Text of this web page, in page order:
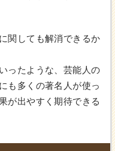
関しても解消できるか
ったような、芸能人の
も多くの著名人が使っ
が出やすく期待できる